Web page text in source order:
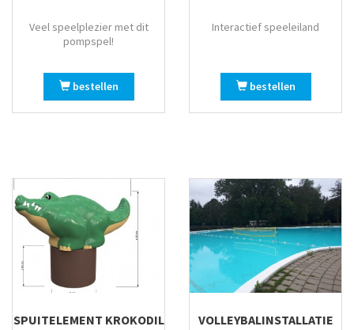
Veel speelplezier met dit
pompspel!
bestellen
Interactief speeleiland
bestellen
SPUITELEMENT KROKODIL VOLLEYBALINSTALLATIE